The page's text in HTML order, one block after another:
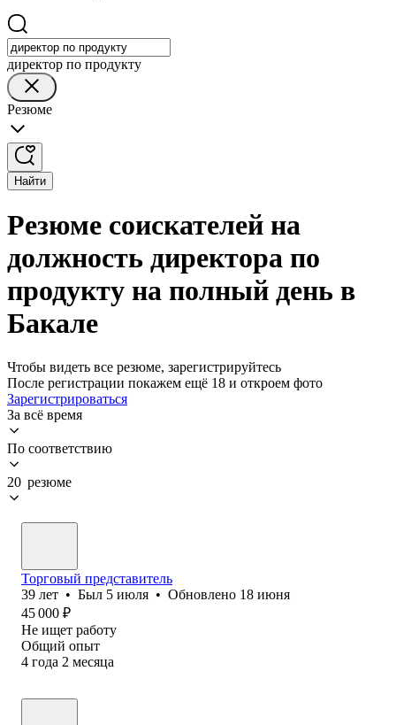
директор по продукту
Резюме
Найти
Резюме соискателей на
должность директора по
продукту на полный день в
Бакале
Чтобы видеть все резюме, зарегистрируйтесь
После регистрации покажем ещё 18 и откроем фото
Зарегистрироваться
За всё время
По соответствию
20 резюме
Торговый представитель
39 лет • Был 5 июля • Обновлено 18 июня
45 000 ₽
Не ищет работу
Общий опыт
4 года 2 месяца